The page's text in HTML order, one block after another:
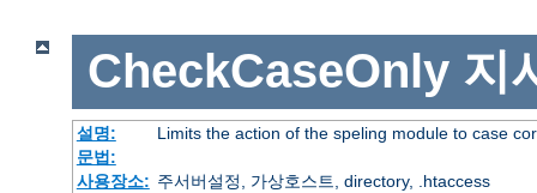
CheckCaseOnly 지
설명:
Limits the action of the speling module to case
문법:
사용장소: 주서버설정, 가상호스트, directory, .htaccess